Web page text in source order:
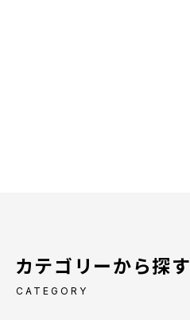
カテゴリーから探す
CATEGORY